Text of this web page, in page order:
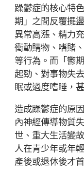
躁鬱症的核心特
期」之間反覆擺
異常高漲、精力
衝動購物、嗜賭
等行為。而「鬱
起勁、對事物失
眠或過度嗜睡，
造成躁鬱症的原
內神經傳導物質
世、重大生活變
人在青少年或年
產後或退休後才